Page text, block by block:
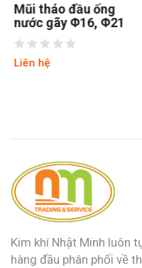
Mũi tháo đầu ống
nước gãy Φ21 và Φ27
Liên hệ
Kim khí Nhật Minh luôn
hàng đầu phân phối về